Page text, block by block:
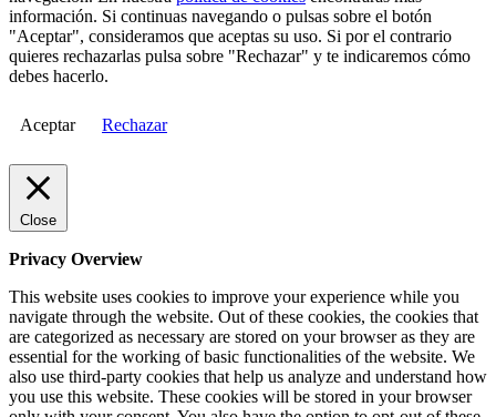
información. Si continuas navegando o pulsas sobre el botón
"Aceptar", consideramos que aceptas su uso. Si por el contrario
quieres rechazarlas pulsa sobre "Rechazar" y te indicaremos cómo
debes hacerlo.
Aceptar Rechazar
Close
Privacy Overview
This website uses cookies to improve your experience while you
navigate through the website. Out of these cookies, the cookies that
are categorized as necessary are stored on your browser as they are
essential for the working of basic functionalities of the website. We
also use third-party cookies that help us analyze and understand how
you use this website. These cookies will be stored in your browser